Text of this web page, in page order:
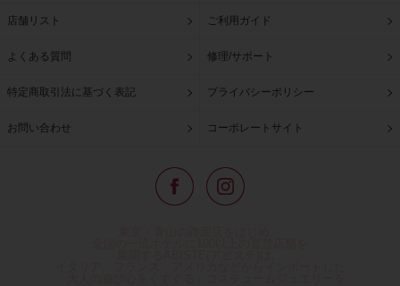
店舗リスト ご利用ガイド
よくある質問 修理/サポート
特定商取引法に基づく表記 プライバシーポリシー
お問い合わせ コーポレートサイト